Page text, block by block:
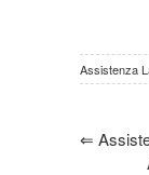
Assistenza
⇐